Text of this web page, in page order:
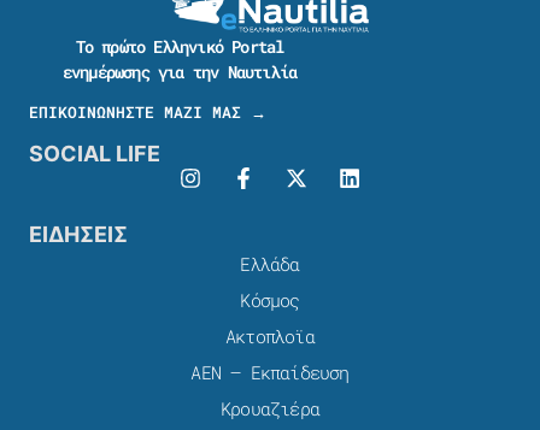
Το πρώτο Ελληνικό Portal
ενημέρωσης για την Ναυτιλία
ΕΠΙΚΟΙΝΩΝΗΣΤΕ ΜΑΖΙ ΜΑΣ →
SOCIAL LIFE
ΕΙΔΗΣΕΙΣ
Ελλάδα
Κόσμος
Ακτοπλοϊα
ΑΕΝ – Εκπαίδευση
Κρουαζιέρα